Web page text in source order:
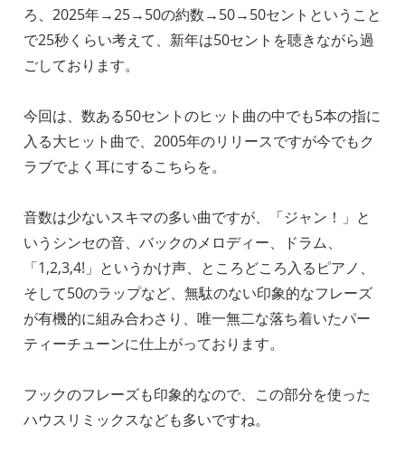
ろ、2025年→25→50の約数→50→50セントということ
で25秒くらい考えて、新年は50セントを聴きながら過
ごしております。
今回は、数ある50セントのヒット曲の中でも5本の指に
入る大ヒット曲で、2005年のリリースですが今でもク
ラブでよく耳にするこちらを。
音数は少ないスキマの多い曲ですが、「ジャン！」と
いうシンセの音、バックのメロディー、ドラム、
「1,2,3,4!」というかけ声、ところどころ入るピアノ、
そして50のラップなど、無駄のない印象的なフレーズ
が有機的に組み合わさり、唯一無二な落ち着いたパー
ティーチューンに仕上がっております。
フックのフレーズも印象的なので、この部分を使った
ハウスリミックスなども多いですね。